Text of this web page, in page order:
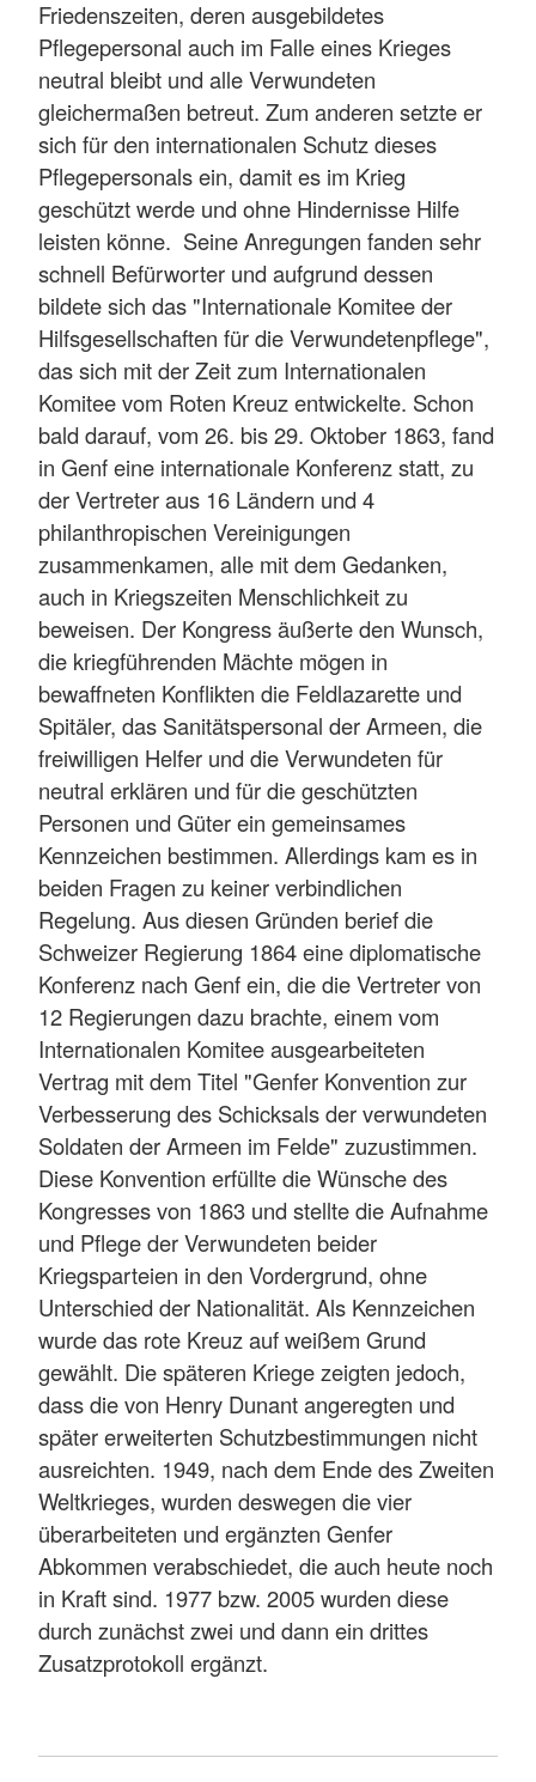
Friedenszeiten, deren ausgebildetes
Pflegepersonal auch im Falle eines Krieges
neutral bleibt und alle Verwundeten
gleichermaßen betreut. Zum anderen setzte er
sich für den internationalen Schutz dieses
Pflegepersonals ein, damit es im Krieg
geschützt werde und ohne Hindernisse Hilfe
leisten könne. Seine Anregungen fanden sehr
schnell Befürworter und aufgrund dessen
bildete sich das "Internationale Komitee der
Hilfsgesellschaften für die Verwundetenpflege",
das sich mit der Zeit zum Internationalen
Komitee vom Roten Kreuz entwickelte. Schon
bald darauf, vom 26. bis 29. Oktober 1863, fand
in Genf eine internationale Konferenz statt, zu
der Vertreter aus 16 Ländern und 4
philanthropischen Vereinigungen
zusammenkamen, alle mit dem Gedanken,
auch in Kriegszeiten Menschlichkeit zu
beweisen. Der Kongress äußerte den Wunsch,
die kriegführenden Mächte mögen in
bewaffneten Konflikten die Feldlazarette und
Spitäler, das Sanitätspersonal der Armeen, die
freiwilligen Helfer und die Verwundeten für
neutral erklären und für die geschützten
Personen und Güter ein gemeinsames
Kennzeichen bestimmen. Allerdings kam es in
beiden Fragen zu keiner verbindlichen
Regelung. Aus diesen Gründen berief die
Schweizer Regierung 1864 eine diplomatische
Konferenz nach Genf ein, die die Vertreter von
12 Regierungen dazu brachte, einem vom
Internationalen Komitee ausgearbeiteten
Vertrag mit dem Titel "Genfer Konvention zur
Verbesserung des Schicksals der verwundeten
Soldaten der Armeen im Felde" zuzustimmen.
Diese Konvention erfüllte die Wünsche des
Kongresses von 1863 und stellte die Aufnahme
und Pflege der Verwundeten beider
Kriegsparteien in den Vordergrund, ohne
Unterschied der Nationalität. Als Kennzeichen
wurde das rote Kreuz auf weißem Grund
gewählt. Die späteren Kriege zeigten jedoch,
dass die von Henry Dunant angeregten und
später erweiterten Schutzbestimmungen nicht
ausreichten. 1949, nach dem Ende des Zweiten
Weltkrieges, wurden deswegen die vier
überarbeiteten und ergänzten Genfer
Abkommen verabschiedet, die auch heute noch
in Kraft sind. 1977 bzw. 2005 wurden diese
durch zunächst zwei und dann ein drittes
Zusatzprotokoll ergänzt.